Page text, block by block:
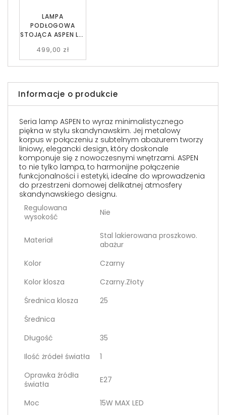
LAMPA
PODŁOGOWA
STOJĄCA ASPEN LP1
EMIBIG
499,00 zł
Informacje o produkcie
Seria lamp ASPEN to wyraz minimalistycznego
piękna w stylu skandynawskim. Jej metalowy
korpus w połączeniu z subtelnym abażurem tworzy
liniowy, elegancki design, który doskonale
komponuje się z nowoczesnymi wnętrzami. ASPEN
to nie tylko lampa, to harmonijne połączenie
funkcjonalności i estetyki, idealne do wprowadzenia
do przestrzeni domowej delikatnej atmosfery
skandynawskiego designu.
Regulowana
wysokość
Nie
Materiał
Stal lakierowana proszkowo.
abażur
Kolor
Czarny
Kolor klosza
Czarny.Złoty
Średnica klosza
25
Średnica
Długość
35
Ilość żródeł światła
1
Oprawka źródła
światła
E27
Moc
15W MAX LED